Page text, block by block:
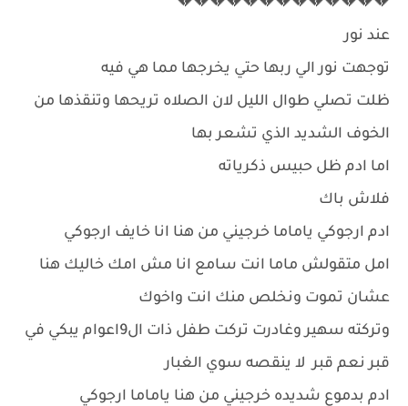
💔💔💔💔💔💔💔💔💔💔💔💔💔
عند نور
توجهت نور الي ربها حتي يخرجها مما هي فيه
ظلت تصلي طوال الليل لان الصلاه تريحها وتنقذها من
الخوف الشديد الذي تشعر بها
اما ادم ظل حبيس ذكرياته
فلاش باك
ادم ارجوكي ياماما خرجيني من هنا انا خايف ارجوكي
امل متقولش ماما انت سامع انا مش امك خاليك هنا
عشان تموت ونخلص منك انت واخوك
وتركته سهير وغادرت تركت طفل ذات ال9اعوام يبكي في
قبر نعم قبر لا ينقصه سوي الغبار
ادم بدموع شديده خرجيني من هنا ياماما ارجوكي